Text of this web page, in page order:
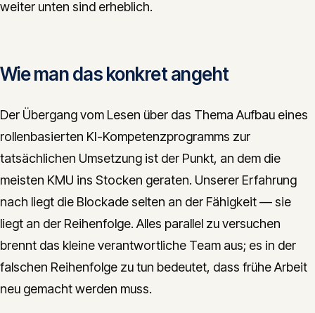
weiter unten sind erheblich.
Wie man das konkret angeht
Der Übergang vom Lesen über das Thema Aufbau eines
rollenbasierten KI-Kompetenzprogramms zur
tatsächlichen Umsetzung ist der Punkt, an dem die
meisten KMU ins Stocken geraten. Unserer Erfahrung
nach liegt die Blockade selten an der Fähigkeit — sie
liegt an der Reihenfolge. Alles parallel zu versuchen
brennt das kleine verantwortliche Team aus; es in der
falschen Reihenfolge zu tun bedeutet, dass frühe Arbeit
neu gemacht werden muss.